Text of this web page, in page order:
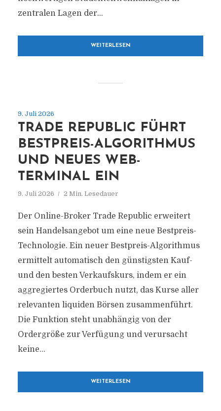
zentralen Lagen der...
WEITERLESEN
9. Juli 2026
TRADE REPUBLIC FÜHRT
BESTPREIS-ALGORITHMUS
UND NEUES WEB-
TERMINAL EIN
9. Juli 2026 2 Min. Lesedauer
Der Online-Broker Trade Republic erweitert
sein Handelsangebot um eine neue Bestpreis-
Technologie. Ein neuer Bestpreis-Algorithmus
ermittelt automatisch den günstigsten Kauf-
und den besten Verkaufskurs, indem er ein
aggregiertes Orderbuch nutzt, das Kurse aller
relevanten liquiden Börsen zusammenführt.
Die Funktion steht unabhängig von der
Ordergröße zur Verfügung und verursacht
keine...
WEITERLESEN